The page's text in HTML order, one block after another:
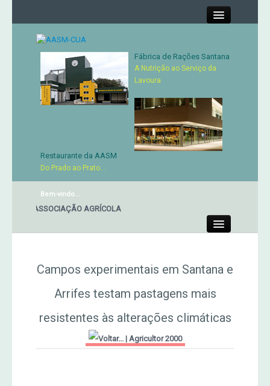
Contactos
Órgãos Sociais
Cartão de Sócio
Serviços
Produtos
Genética
Concursos Micaelenses
Jornal Agricultor 2000
Publicações AASM
Fábrica de Rações Santana
A Nutrição ao Serviço da
Lavoura
Restaurante da AASM
Do Prado ao Prato...
Bem-vindo...
DA ASSOCIAÇÃO AGRÍCOLA
MERCADO AGRÍCOLA DE SANTANA
Campos experimentais em Santana e
Arrifes testam pastagens mais
resistentes às alterações climáticas
| Agricultor 2000